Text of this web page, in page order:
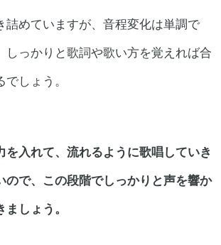
詰めていますが、音程変化は単調で
しっかりと歌詞や歌い方を覚えれば合
しょう。
を入れて、流れるように歌唱していき
ので、この段階でしっかりと声を響か
しょう。